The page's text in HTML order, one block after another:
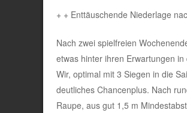
+ + Enttäuschende Niederlage
Nach zwei spielfreien
etwas hinter ihren Erwartungen
Wir, optimal mit 3 Siegen in die
deutliches Chancenplus. Nach
Raupe, aus gut 1,5 m